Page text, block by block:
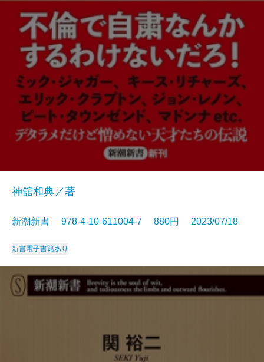
神舘和典／著
新潮新書 978-4-10-611004-7 880円 2023/07/18
新書電子書籍あり